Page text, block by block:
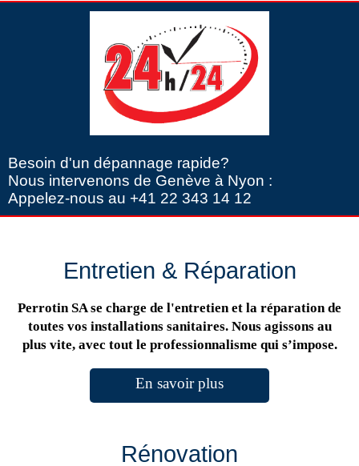
Besoin d'un dépannage rapide?
Nous intervenons de Genève à Nyon :
Appelez-nous au +41 22 343 14 12
Entretien & Réparation
Perrotin SA se charge de l'entretien et la réparation de
toutes vos installations sanitaires. Nous agissons au
plus vite, avec tout le professionnalisme qui s’impose.
En savoir plus
Rénovation